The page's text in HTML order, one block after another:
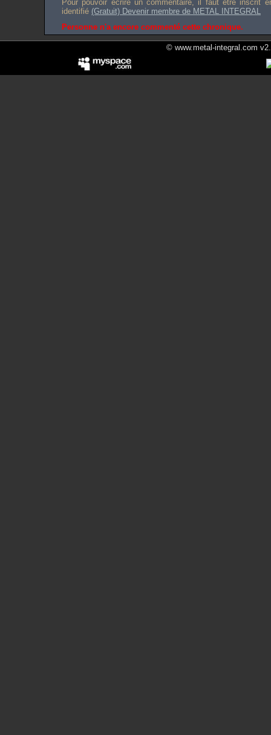
Pour pouvoir écrire un commentaire, il faut être inscrit
identifié (Gratuit) Devenir membre de METAL INTEGRAL
Personne n'a encore commenté cette chronique.
© www.metal-integral.com